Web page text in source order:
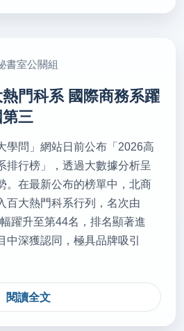
識教育教師交流工作坊(轉載
培育逾500位頂尖師生(轉載
書室公關組
門科系 國際商務系躍
三
學問」網站日前公布「2026高
排行榜」，透過大數據分析呈
。在最新公布的榜單中，北商
百大熱門科系行列，名次由
躍升至第44名，排名顯著進
中深獲認同，極具品牌吸引
閱讀全文